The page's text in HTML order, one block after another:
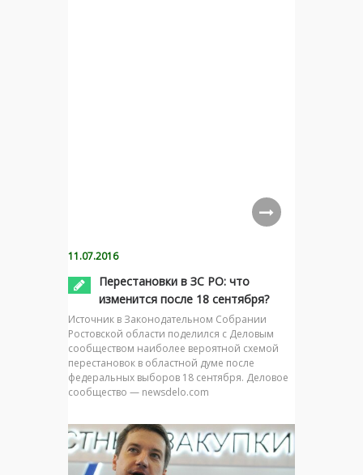
11.07.2016
Перестановки в ЗС РО: что
изменится после 18 сентября?
Источник в Законодательном Собрании
Ростовской области поделился с Деловым
сообществом наиболее вероятной схемой
перестановок в областной думе после
федеральных выборов 18 сентября. Деловое
сообщество — newsdelo.com